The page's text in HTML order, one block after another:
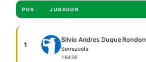
POS JUGADOR
1
Silvio Andres Duque Rondon
Serrezuela
16428